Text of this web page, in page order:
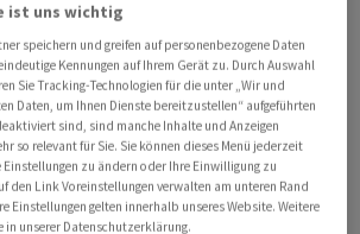
des Fed im Dezember auf noch +50
von zuvor 75 BP. Allerdings warnen
dass die Teuerung noch weit von den
Ziel von 2 Prozent entfernt sei. Die
denn auch an ihrer Empfehlung zur
von Aktien fest. Es bestehe weiterhin
heisst es dort. Daher
ist uns wichtig
speichern und greifen auf personenbezogene Daten
Kennungen auf Ihrem Gerät zu. Durch Auswahl
Sie Tracking-Technologien für die unter „Wir und
Daten, um Ihnen Dienste bereitzustellen“ aufgeführten
sind, sind manche Inhalte und Anzeigen
so relevant für Sie. Sie können dieses Menü jederzeit
zu ändern oder Ihre Einwilligung zu
den Link Voreinstellungen verwalten am unteren Rand
Einstellungen gelten innerhalb unseres Website. Weitere
in unserer Datenschutzerklärung.